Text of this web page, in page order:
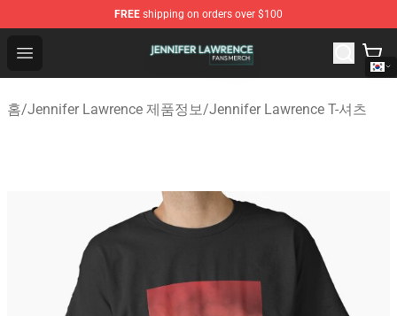
FREE shipping on orders over $100
Open menu
Jennifer Lawrence Shop - Official Jennifer Lawrence
홈/Jennifer Lawrence 제품정보/Jennifer Lawrence T-셔츠